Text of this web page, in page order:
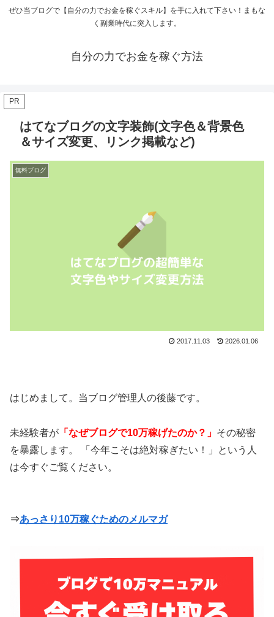
ぜひ当ブログで【自分の力でお金を稼ぐスキル】を手に入れて下さい！まもな
く副業時代に突入します。
自分の力でお金を稼ぐ方法
PR
はてなブログの文字装飾(文字色＆背景色
＆サイズ変更、リンク掲載など)
無料ブログ
2017.11.03 2026.01.06
はじめまして。当ブログ管理人の後藤です。
未経験者が 「なぜブログで10万稼げたのか？」 その秘密
を暴露します。 「今年こそは絶対稼ぎたい！」という人
は今すぐご覧ください。
⇒あっさり10万稼ぐためのメルマガ